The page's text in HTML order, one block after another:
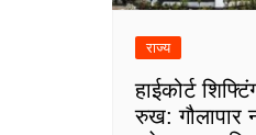
राज्य
हाईकोर्ट
रुख: गौलापार